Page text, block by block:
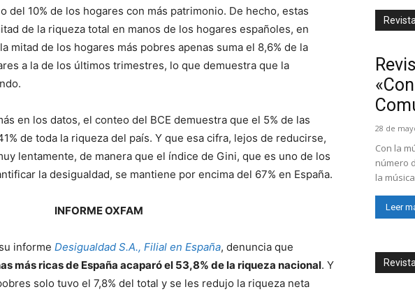
del 10% de los hogares con más patrimonio. De hecho, estas
de la riqueza total en manos de los hogares españoles, en
mitad de los hogares más pobres apenas suma el 8,6% de la
a la de los últimos trimestres, lo que demuestra que la
en los datos, el conteo del BCE demuestra que el 5% de las
de toda la riqueza del país. Y que esa cifra, lejos de reducirse,
lentamente, de manera que el índice de Gini, que es uno de los
la desigualdad, se mantiene por encima del 67% en España.
INFORME OXFAM
informe Desigualdad S.A., Filial en España, denuncia que
más ricas de España acaparó el 53,8% de la riqueza nacional. Y
solo tuvo el 7,8% del total y se les redujo la riqueza neta
28 de
Con la
número
la
Leer